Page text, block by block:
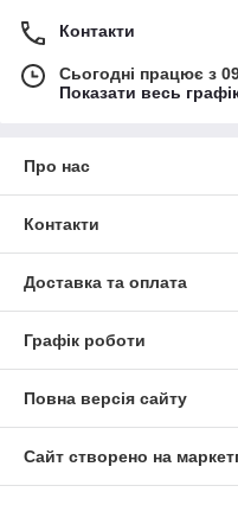
Контакти
Сьогодні працює з
Показати весь
Про нас
Контакти
Доставка та оплата
Графік роботи
Повна версія сайту
Сайт створено на